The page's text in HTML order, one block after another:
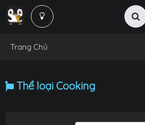
Trang Chủ
Thể loại Cooking